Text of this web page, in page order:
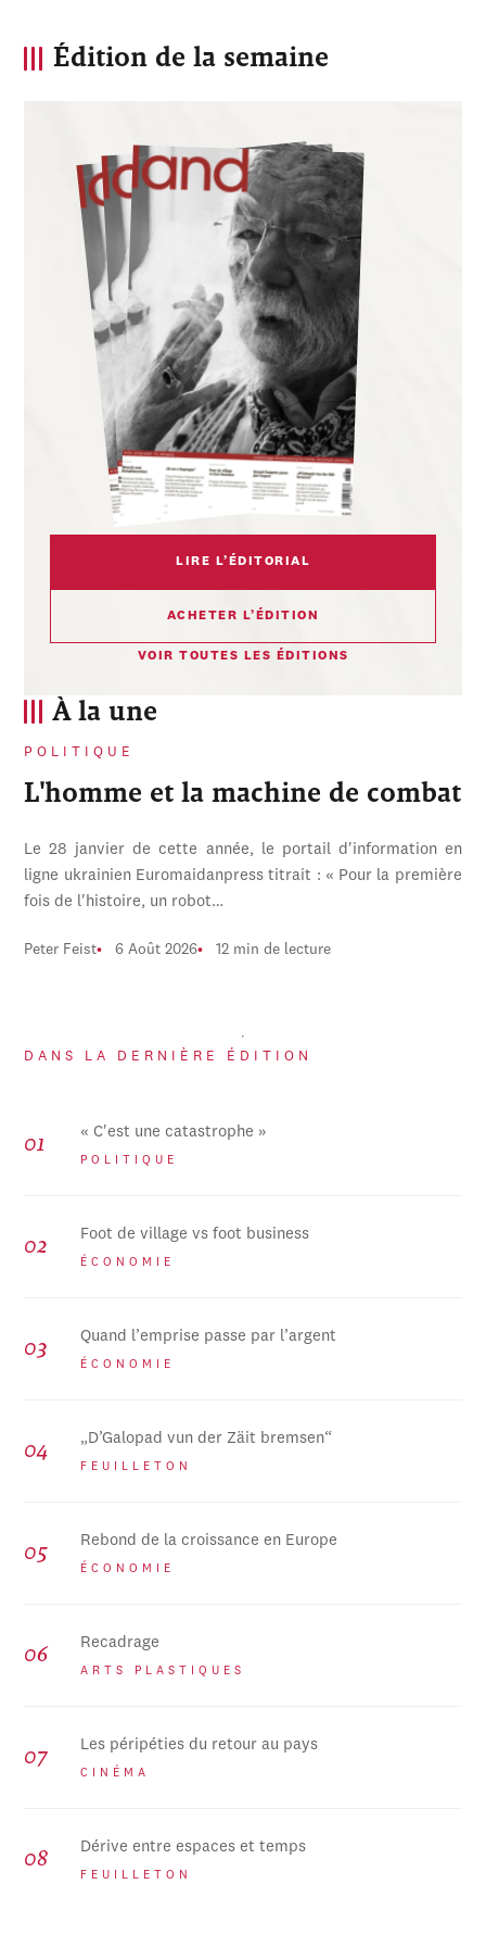
À la une
POLITIQUE
L'homme et la machine de combat
Le 28 janvier de cette année, le portail d'information en
ligne ukrainien Euromaidanpress titrait : « Pour la première
fois de l'histoire, un robot…
Peter Feist 6 Août 2026 12 min de lecture
DANS LA DERNIÈRE ÉDITION
« C'est une catastrophe »
POLITIQUE
Foot de village vs foot business
ÉCONOMIE
Quand l’emprise passe par l’argent
ÉCONOMIE
„D’Galopad vun der Zäit bremsen“
FEUILLETON
Rebond de la croissance en Europe
ÉCONOMIE
Recadrage
ARTS PLASTIQUES
Les péripéties du retour au pays
CINÉMA
Dérive entre espaces et temps
FEUILLETON
Édition de la semaine
LIRE L’ÉDITORIAL
ACHETER L’ÉDITION
VOIR TOUTES LES ÉDITIONS